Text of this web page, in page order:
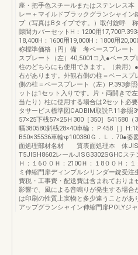
座・把手色スチールまたはステンレス
レー＋マイルドブラックグランシャイン
プ（写真はBタイプです。）取付錠呼
隙間カバーセットH：1200用
18,400H：1600用19,000H：1800用
称標準価格（円）備 考ベースプレート
スプレート（左）40,5001コ入●‌ベースプ
柱のどちらにも使用できます。（兼用）
右があります。外観右側の柱＝ベース
側の柱＝ベースプレート（左）P.393参
ットは1セット入りです。片・両開きで
当たり）柱に使用する場合は2セット必
タサービス標準図CADBIM取説P.11参照
57×25下桟57×25Ｈ300［350］541580（
幅380580斜桟28×40車輪：Ｐ458［］
B50×35536車輪φ100380Ｇ．Ｌ．70●姿
面処理部材名材 質表面処理本 体
T5JISH8602レールJISG3302SGHCステ
Ｈ：１6００Ｈ：2100Ｈ：１8００Ｈ：
ミ伸縮門扉ディンプルシリンダー錠受注
費税・工事費・配送費は含まれておりま
影響で、風による音鳴りが発生する場合
は印刷の性質上実物と多少違うことがあ
アップグランシャイン伸縮門扉POLYジ